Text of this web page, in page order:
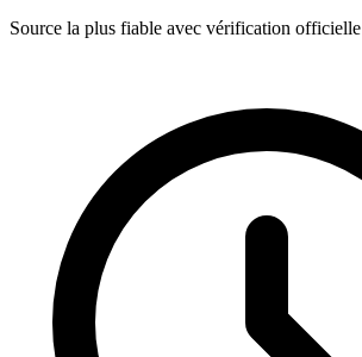
Source la plus fiable avec vérification officielle